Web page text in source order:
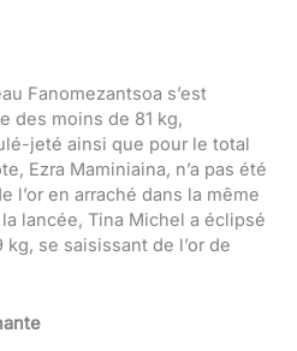
Fanomezantsoa s’est
des moins de 81 kg,
jeté ainsi que pour le total
Ezra Maminiaina, n’a pas été
l’or en arraché dans la même
lancée, Tina Michel a éclipsé
se saisissant de l’or de